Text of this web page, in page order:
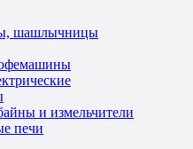
шашлычницы
и измельчители
печи